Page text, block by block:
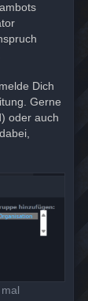
Dich
Gerne
oder auch